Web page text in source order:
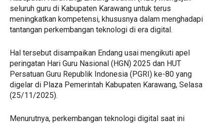
seluruh guru di Kabupaten Karawang untuk terus
meningkatkan kompetensi, khususnya dalam menghadapi
tantangan perkembangan teknologi di era digital.
Hal tersebut disampaikan Endang usai mengikuti apel
peringatan Hari Guru Nasional (HGN) 2025 dan HUT
Persatuan Guru Republik Indonesia (PGRI) ke-80 yang
digelar di Plaza Pemerintah Kabupaten Karawang, Selasa
(25/11/2025).
Menurutnya, perkembangan teknologi digital saat ini